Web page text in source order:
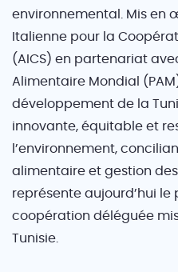
environnemental. Mis en
Italienne pour la
(AICS) en partenariat
Alimentaire Mondial
développement de la
innovante, équitable et
l’environnement,
alimentaire et gestion des
représente aujourd’hui
coopération déléguée
Tunisie.